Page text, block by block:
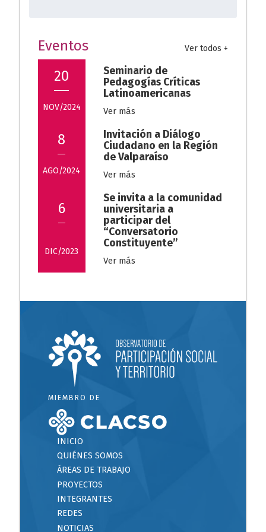
20/10/2023
Eventos Ver todos +
20
NOV/2024
Seminario de
Pedagogías Críticas
Latinoamericanas
Ver más
8
AGO/2024
Invitación a Diálogo
Ciudadano en la Región
de Valparaíso
Ver más
6
DIC/2023
Se invita a la comunidad
universitaria a
participar del
“Conversatorio
Constituyente”
Ver más
MIEMBRO DE
INICIO
QUIÉNES SOMOS
ÁREAS DE TRABAJO
PROYECTOS
INTEGRANTES
REDES
NOTICIAS